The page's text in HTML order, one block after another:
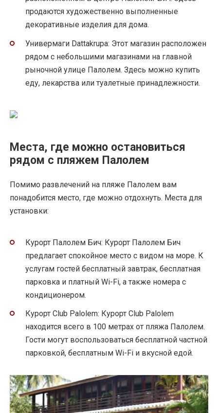
продаются художественно выполненные
декоративные изделия для дома.
Универмаги Dattakrupa: Этот магазин расположен
рядом с небольшими магазинами на главной
рыночной улице Палолем. Здесь можно купить
еду, лекарства или туалетные принадлежности.
Места, где можно остановиться
рядом с пляжем Палолем
Помимо развлечений на пляже Палолем вам
понадобится место, где можно отдохнуть. Места для
установки:
Курорт Палолем Бич: Курорт Палолем Бич
предлагает спокойное место с видом на море. К
услугам гостей бесплатный завтрак, бесплатная
парковка и платный Wi-Fi, а также номера с
кондиционером.
Курорт Club Palolem: Курорт Club Palolem
находится всего в 100 метрах от пляжа Палолем.
Гости могут воспользоваться бесплатной частной
парковкой, бесплатным Wi-Fi и вкусной едой.